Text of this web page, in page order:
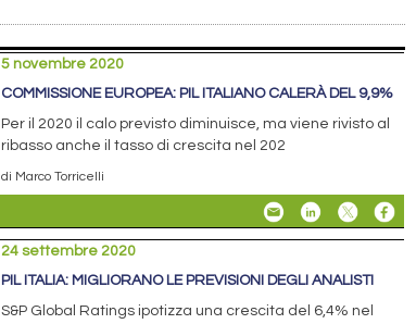
5 novembre 2020
COMMISSIONE EUROPEA: PIL ITALIANO CALERÀ DEL 9,9%
Per il 2020 il calo previsto diminuisce, ma viene rivisto al
ribasso anche il tasso di crescita nel 202
di Marco Torricelli
24 settembre 2020
PIL ITALIA: MIGLIORANO LE PREVISIONI DEGLI ANALISTI
S&P Global Ratings ipotizza una crescita del 6,4% nel